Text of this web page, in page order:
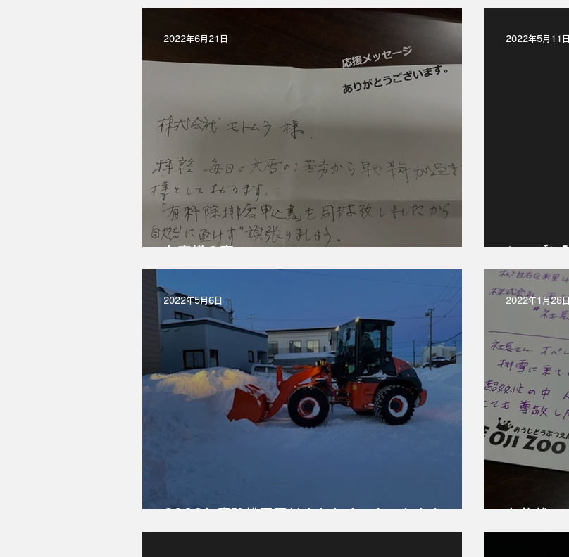
2022年6月21日 2022年5月11日
2022年度除排雪受付まもなくスタート！！
2022年5月6日
お礼状
2022年1月28日